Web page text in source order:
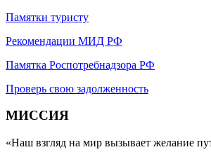
Памятки туристу
Рекомендации МИД РФ
Памятка Роспотребнадзора РФ
Проверь свою задолженность
МИССИЯ
«Наш взгляд на мир вызывает желание